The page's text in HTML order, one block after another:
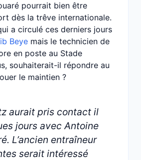
pourrait bien être
dès la trêve internationale.
a circulé ces derniers jours
Beye mais le technicien de
en poste au Stade
souhaiterait-il répondre au
le maintien ?
aurait pris contact il
jours avec Antoine
L’ancien entraîneur
serait intéressé